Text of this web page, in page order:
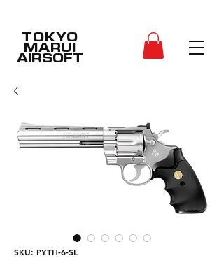
TOKYO
MARUI
AIRSOFT
SKU: PYTH-6-SL